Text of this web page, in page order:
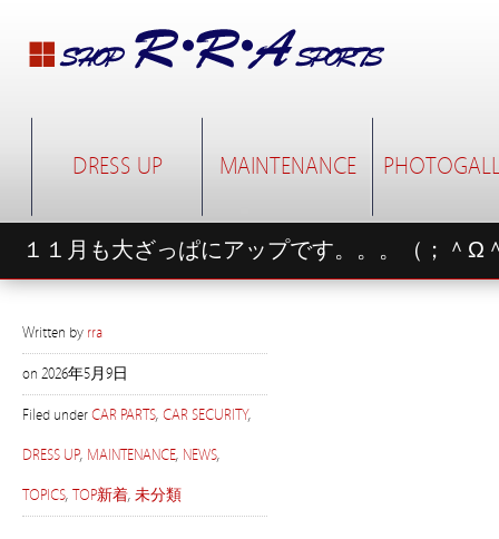
DRESS UP MAINTENANCE
１１月も大ざっぱにアップです。。。（；＾Ω
Written by rra
on 2026年5月9日
Filed underCAR PARTS, CAR SECURITY,
DRESS UP, MAINTENANCE, NEWS,
TOPICS, TOP新着, 未分類